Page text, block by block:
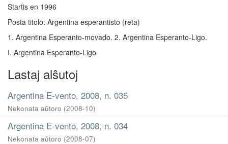
Startis en 1996
Posta titolo: Argentina esperantisto (reta)
1. Argentina Esperanto-movado. 2. Argentina Esperanto-Ligo.
I. Argentina Esperanto-Ligo
Lastaj alŝutoj
Argentina E-vento, 2008, n. 035
Nekonata aŭtoro (2008-10)
Argentina E-vento, 2008, n. 034
Nekonata aŭtoro (2008-07)